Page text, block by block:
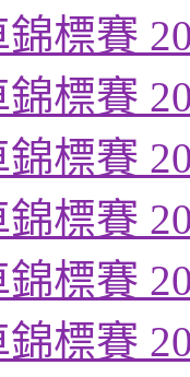
錦標賽
錦標賽
錦標賽
錦標賽
錦標賽
錦標賽